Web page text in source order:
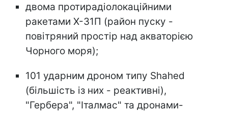
двома протирадіолокаційними
ракетами Х-31П (район пуску -
повітряний простір над акваторією
Чорного моря);
101 ударним дроном типу Shahed
(більшість із них - реактивні),
"Гербера", "Італмас" та дронами-